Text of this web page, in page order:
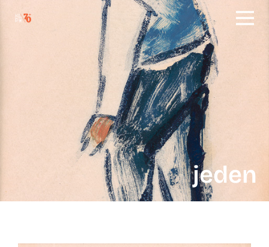
jeden